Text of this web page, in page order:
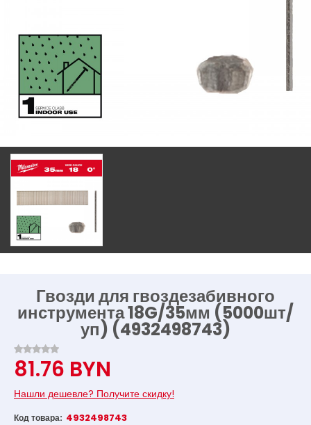
Гвозди для гвоздезабивного
инструмента 18G/35мм (5000шт/
уп) (4932498743)
81.76 BYN
Нашли дешевле? Получите скидку!
Код товара: 4932498743